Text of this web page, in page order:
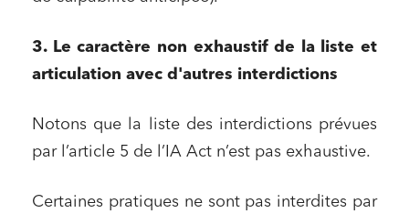
3. Le caractère non exhaustif de la liste et
articulation avec d'autres interdictions
Notons que la liste des interdictions prévues
par l’article 5 de l’IA Act n’est pas exhaustive.
Certaines pratiques ne sont pas interdites par